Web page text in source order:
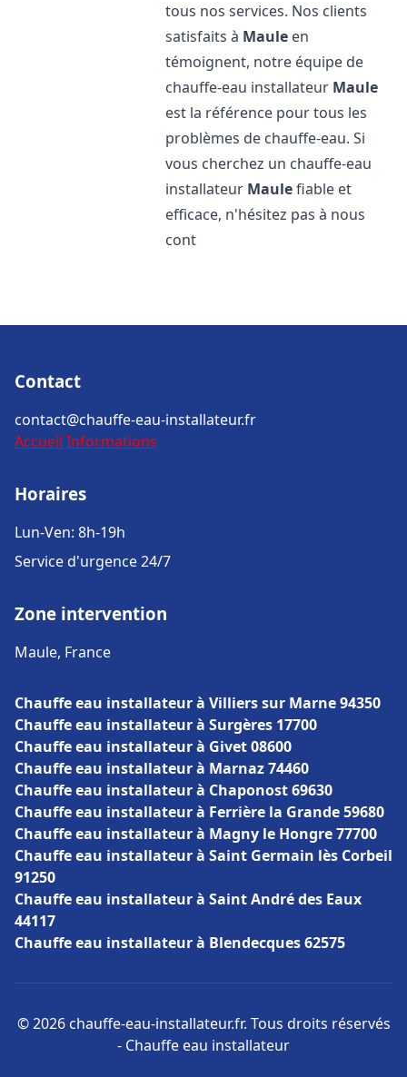
tous nos services. Nos clients
satisfaits à Maule en
témoignent, notre équipe de
chauffe-eau installateur Maule
est la référence pour tous les
problèmes de chauffe-eau. Si
vous cherchez un chauffe-eau
installateur Maulefiable et
efficace, n'hésitez pas à nous
cont
Contact
contact@chauffe-eau-installateur.fr
Accueil Informations
Horaires
Lun-Ven: 8h-19h
Service d'urgence 24/7
Zone intervention
Maule, France
Chauffe eau installateur à Villiers sur Marne 94350
Chauffe eau installateur à Surgères 17700
Chauffe eau installateur à Givet 08600
Chauffe eau installateur à Marnaz 74460
Chauffe eau installateur à Chaponost 69630
Chauffe eau installateur à Ferrière la Grande 59680
Chauffe eau installateur à Magny le Hongre 77700
Chauffe eau installateur à Saint Germain lès Corbeil
91250
Chauffe eau installateur à Saint André des Eaux
44117
Chauffe eau installateur à Blendecques 62575
© 2026 chauffe-eau-installateur.fr. Tous droits réservés
- Chauffe eau installateur